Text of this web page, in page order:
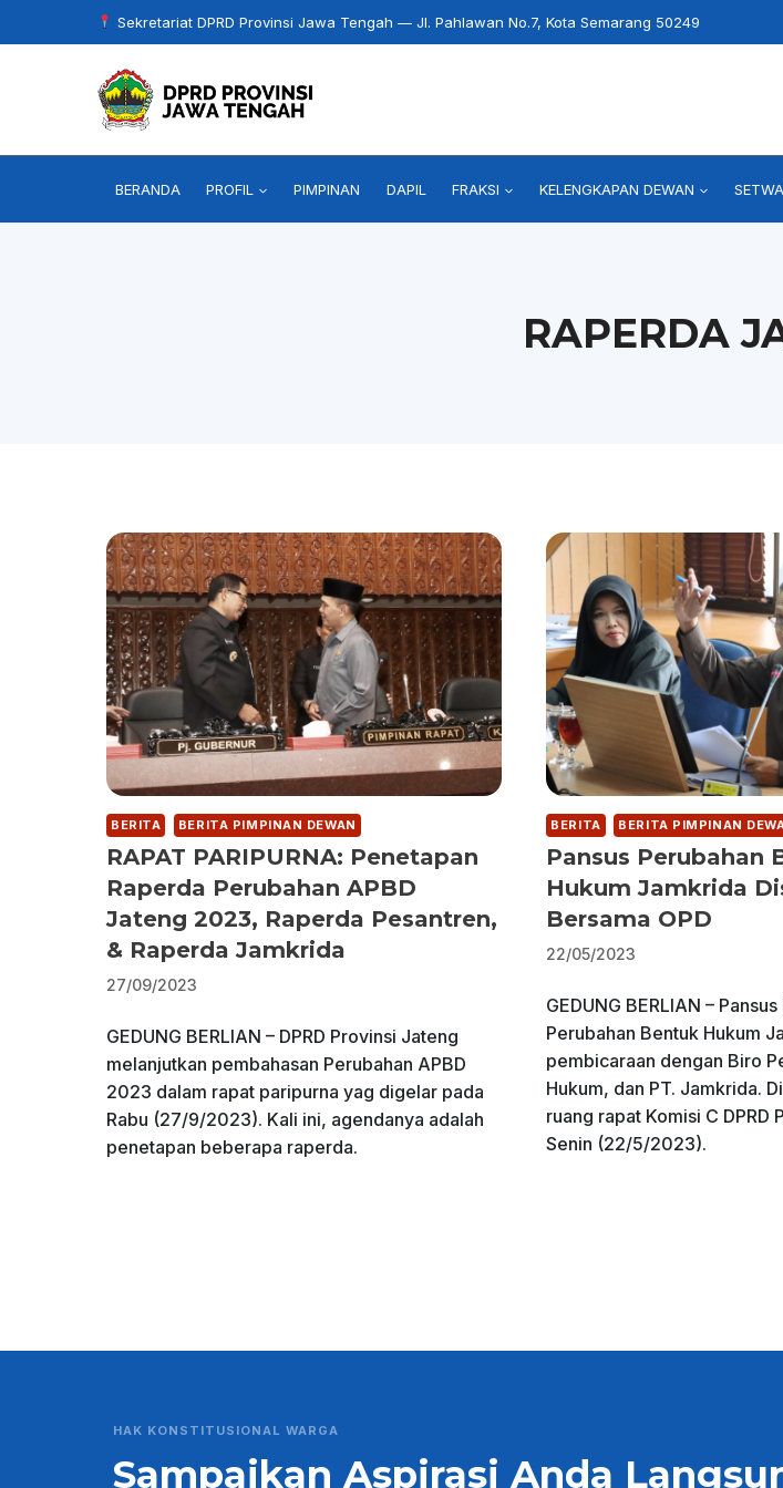
to
Sekretariat DPRD Provinsi Jawa Tengah — Jl. Pahlawan No.7, Kota Semarang 50249
BERANDA PROFIL PIMPINAN DAPIL FRAKSI KELENGKAPAN DEWAN
RAPERDA
BERITA BERITA PIMPINAN DEWAN
RAPAT PARIPURNA: Penetapan
Raperda Perubahan APBD
Jateng 2023, Raperda Pesantren,
& Raperda Jamkrida
27/09/2023
GEDUNG BERLIAN – DPRD Provinsi Jateng
melanjutkan pembahasan Perubahan APBD
2023 dalam rapat paripurna yag digelar pada
Rabu (27/9/2023). Kali ini, agendanya adalah
penetapan beberapa raperda.
BERITA BERITA PIMPINAN
Pansus Perubahan
Hukum Jamkrida
Bersama OPD
22/05/2023
GEDUNG BERLIAN –
Perubahan Bentuk Hukum
pembicaraan dengan Biro
Hukum, dan PT. Jamkrida.
ruang rapat Komisi C DPRD
Senin (22/5/2023).
HAK KONSTITUSIONAL WARGA
Sampaikan Aspirasi Anda